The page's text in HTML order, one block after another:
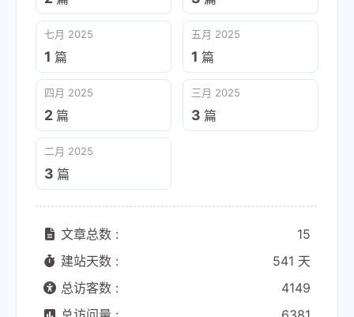
七月 2025
1 篇
五月 2025
1 篇
四月 2025
2 篇
三月 2025
3 篇
二月 2025
3 篇
文章总数 :
15
建站天数 :
541 天
总访客数 :
4149